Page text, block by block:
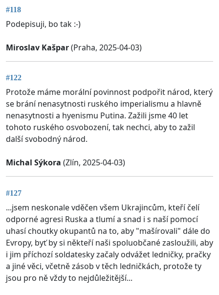
#118
Podepisuji, bo tak :-)
Miroslav Kašpar(Praha, 2025-04-03)
#122
Protože máme morální povinnost podpořit národ, který
se brání nenasytnosti ruského imperialismu a hlavně
nenasytnosti a hyenismu Putina. Zažili jsme 40 let
tohoto ruského osvobození, tak nechci, aby to zažil
další svobodný národ.
Michal Sýkora (Zlín, 2025-04-03)
#127
...jsem neskonale vděčen všem Ukrajincům, kteří čelí
odporné agresi Ruska a tlumí a snad i s naší pomocí
uhasí choutky okupantů na to, aby "mašírovali" dále do
Evropy, byť by si někteří naši spoluobčané zasloužili, aby
i jim příchozí soldatesky začaly odvážet ledničky, pračky
a jiné věci, včetně zásob v těch ledničkách, protože ty
jsou pro ně vždy to nejdůležitější...